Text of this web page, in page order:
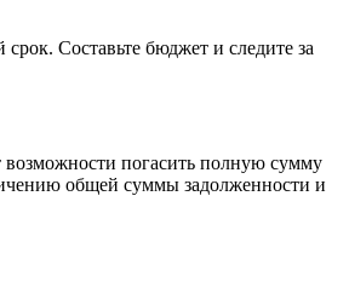
Составьте бюджет и следите за
возможности погасить полную сумму
общей суммы задолженности и